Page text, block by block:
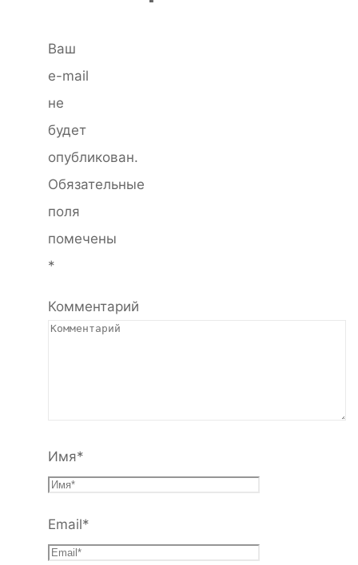
Ваш
e-mail
не
будет
опубликован.
Обязательные
поля
помечены
*
Комментарий
Имя*
Email*